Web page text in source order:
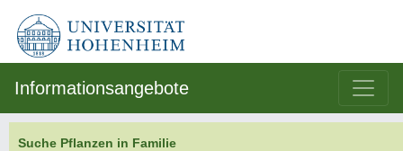
Informationsangebote
Suche Pflanzen in Familie